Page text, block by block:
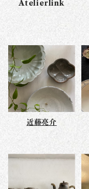
Atelierlink
近藤亮介